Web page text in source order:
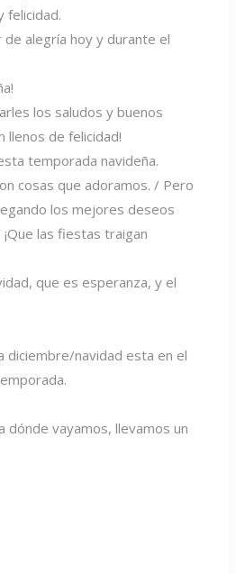
felicidad.
alegría hoy y durante el
los saludos y buenos
llenos de felicidad!
temporada navideña.
cosas que adoramos. / Pero
los mejores deseos
las fiestas traigan
que es esperanza, y el
diciembre/navidad esta en el
vayamos, llevamos un